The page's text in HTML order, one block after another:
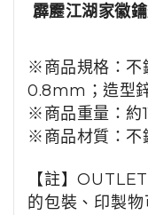
霹靂江湖家徽
※商品規格： 不
0.8mm ； 造型
※商品重量： 約
※商品材質： 不
【註】
的包裝、印製